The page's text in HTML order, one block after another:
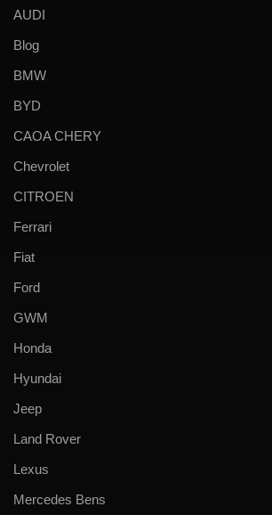
AUDI
Blog
BMW
BYD
CAOA CHERY
Chevrolet
CITROEN
Ferrari
Fiat
Ford
GWM
Honda
Hyundai
Jeep
Land Rover
Lexus
Mercedes Bens